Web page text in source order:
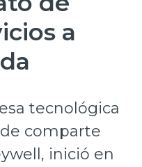
a
tecnológica
comparte
inició en